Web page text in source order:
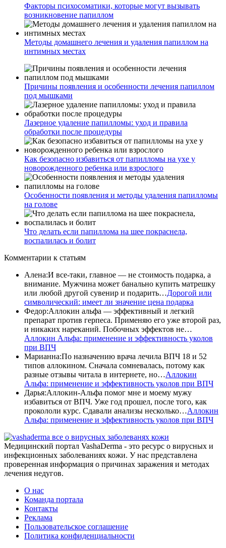
Факторы психосоматики, которые могут вызывать
возникновение папиллом
Методы домашнего лечения и удаления папиллом на
интимных местах
Причины появления и особенности лечения папиллом
под мышками
Лазерное удаление папилломы: уход и правила
обработки после процедуры
Как безопасно избавиться от папилломы на ухе у
новорожденного ребенка или взрослого
Особенности появления и методы удаления папилломы
на голове
Что делать если папиллома на шее покраснела,
воспалилась и болит
Комментарии к статьям
Алена:И все-таки, главное — не стоимость подарка, а
внимание. Мужчина может банально купить матрешку
или любой другой сувенир и подарить…Дорогой или
символический: имеет ли значение цена подарка
Федор:Аллокин альфа — эффективный и легкий
препарат против герпеса. Применяю его уже второй раз,
и никаких нареканий. Побочных эффектов не…
Аллокин Альфа: применение и эффективность уколов
при ВПЧ
Марианна:По назначению врача лечила ВПЧ 18 и 52
типов аллокином. Сначала сомневалась, потому как
разные отзывы читала в интернете, но…Аллокин
Альфа: применение и эффективность уколов при ВПЧ
Дарья:Аллокин-Альфа помог мне и моему мужу
избавиться от ВПЧ. Уже год прошел, после того, как
прокололи курс. Сдавали анализы несколько…Аллокин
Альфа: применение и эффективность уколов при ВПЧ
все о вирусных заболеванях кожи
Медицинский портал VashaDerma - это ресурс о вирусных и
инфекционных заболеваниях кожи. У нас представлена
проверенная информация о причинах заражения и методах
лечения недугов.
О нас
Команда портала
Контакты
Реклама
Пользовательское соглашение
Политика конфиденциальности